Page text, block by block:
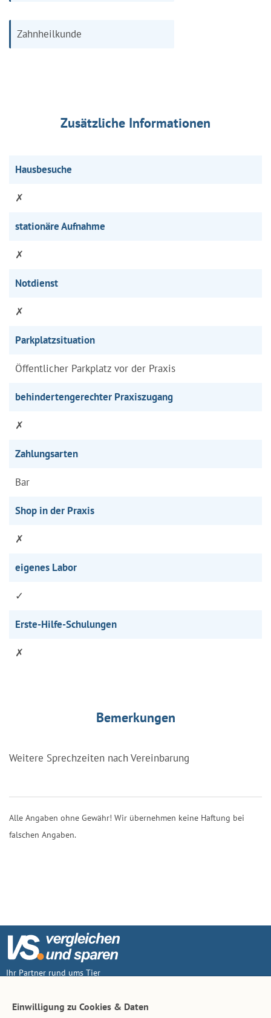
Zahnheilkunde
Zusätzliche Informationen
Hausbesuche
✗
stationäre Aufnahme
✗
Notdienst
✗
Parkplatzsituation
Öffentlicher Parkplatz vor der Praxis
behindertengerechter Praxiszugang
✗
Zahlungsarten
Bar
Shop in der Praxis
✗
eigenes Labor
✓
Erste-Hilfe-Schulungen
✗
Bemerkungen
Weitere Sprechzeiten nach Vereinbarung
Alle Angaben ohne Gewähr! Wir übernehmen keine Haftung bei
falschen Angaben.
Ihr Partner rund ums Tier
Einwilligung zu Cookies & Daten